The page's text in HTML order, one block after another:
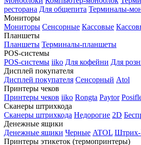
ресторана Для общепита Терминалы-
Мониторы
Мониторы Сенсорные Кассовые
Планшеты
Планшеты Терминалы-планшеты
POS-системы
POS-системы iiko Для кофейни Для
Дисплей покупателя
Дисплей покупателя Сенсорный Atol
Принтеры чеков
Принтеры чеков iiko Rongta Paytor
Сканеры штрихкода
Сканеры штрихкода Недорогие 2D
Денежные ящики
Денежные ящики Черные ATOL
Принтеры этикеток (термопринтеры)